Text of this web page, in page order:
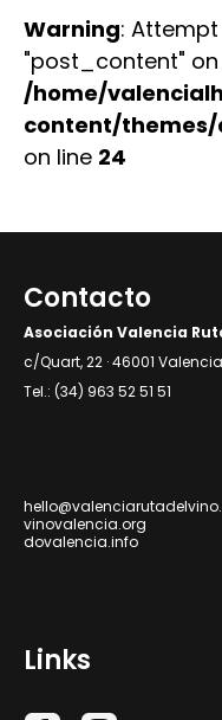
Warning:
"post_content" on
/home/
content/
on line 24
Contacto
Asociación Valencia
c/Quart, 22 · 46001
Tel.: (34) 963 52 51 51
vinovalencia.org
dovalencia.info
Links